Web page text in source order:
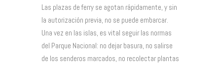
Las plazas de ferry se agotan rápidamente, y sin
la autorización previa, no se puede embarcar.
Una vez en las islas, es vital seguir las normas
del Parque Nacional: no dejar basura, no salirse
de los senderos marcados, no recolectar plantas